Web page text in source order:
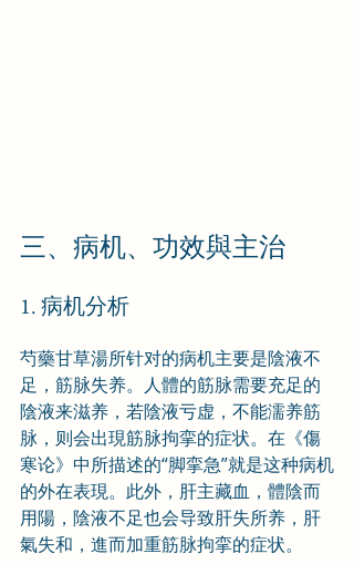
三、病机、功效與主治
1. 病机分析
芍藥甘草湯所针对的病机主要是陰液不
足，筋脉失养。人體的筋脉需要充足的
陰液来滋养，若陰液亏虚，不能濡养筋
脉，则会出現筋脉拘挛的症状。在《傷
寒论》中所描述的“脚挛急”就是这种病机
的外在表現。此外，肝主藏血，體陰而
用陽，陰液不足也会导致肝失所养，肝
氣失和，進而加重筋脉拘挛的症状。